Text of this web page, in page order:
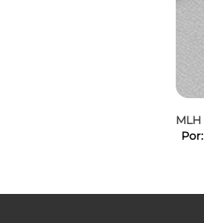
MLH
Por: